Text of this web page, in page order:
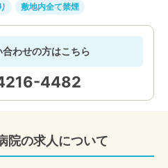
敷地内全て禁煙
わせの方はこちら
4482
院の求人について